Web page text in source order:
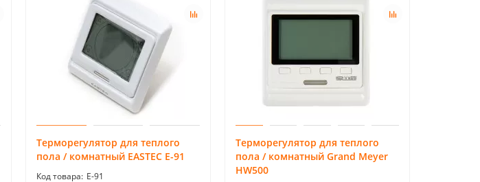
Терморегулятор для теплого
пола / комнатный EASTEC Е-91
E-91
Терморегулятор для теплого
пола / комнатный Grand Meyer
HW500